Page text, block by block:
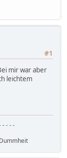
#1
mir war aber
leichtem
- - - -